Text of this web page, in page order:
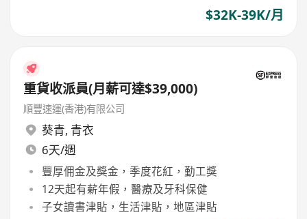
$32K-39K/月
重貨收派員(月薪可達$39,000)
順豐速運(香港)有限公司
葵青, 青衣
6天/週
豐厚佣金及獎金，季度花紅，勤工獎
12天起有薪年假，醫療及牙科保健
子女讀書津貼，生活津貼，地區津貼